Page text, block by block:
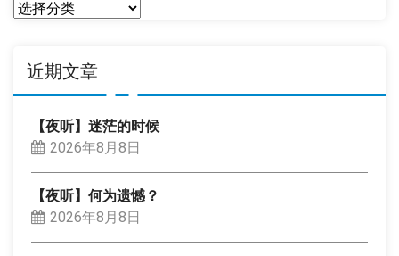
分
近期文章
【夜听】迷茫的时候
2026年8月8日
【夜听】何为遗憾？
2026年8月8日